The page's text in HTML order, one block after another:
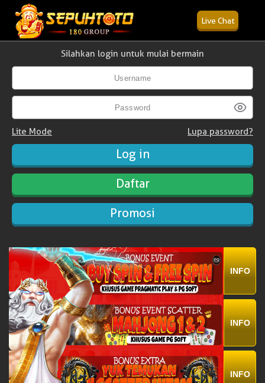
Live Chat
Silahkan login untuk mulai bermain
Lite Mode Lupa password?
Daftar
Promosi
INFO
INFO
INFO